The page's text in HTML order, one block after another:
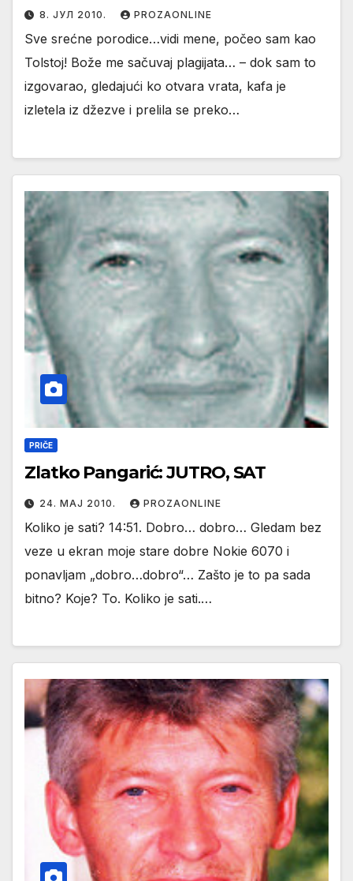
8. ЈУЛ 2010. PROZAONLINE
Sve srećne porodice…vidi mene, počeo sam kao
Tolstoj! Bože me sačuvaj plagijata… – dok sam to
izgovarao, gledajući ko otvara vrata, kafa je
izletela iz džezve i prelila se preko…
PRIČE
Zlatko Pangarić: JUTRO, SAT
24. МАЈ 2010. PROZAONLINE
Koliko je sati? 14:51. Dobro… dobro… Gledam bez
veze u ekran moje stare dobre Nokie 6070 i
ponavljam „dobro…dobro“… Zašto je to pa sada
bitno? Koje? To. Koliko je sati.…